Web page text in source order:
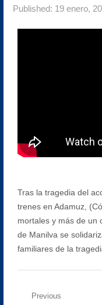
Published: 19 enero,
Tras la tragedia del
trenes en Adamuz,
mortales y más de un
de Manilva se
familiares de la
Navegación
Previous